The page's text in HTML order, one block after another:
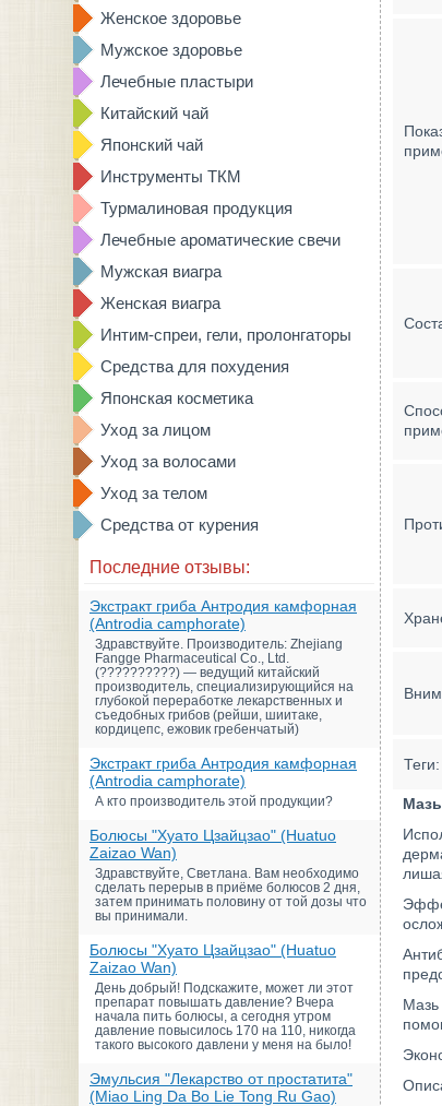
Женское здоровье
Мужское здоровье
Лечебные пластыри
Китайский чай
Японский чай
Инструменты ТКМ
Турмалиновая продукция
Лечебные ароматические свечи
Мужская виагра
Женская виагра
Интим-спреи, гели, пролонгаторы
Средства для похудения
Японская косметика
Уход за лицом
Уход за волосами
Уход за телом
Средства от курения
Последние отзывы:
Экстракт гриба Антродия камфорная
(Antrodia camphorate)
Здравствуйте. Производитель: Zhejiang
Fangge Pharmaceutical Co., Ltd.
(??????????) — ведущий китайский
производитель, специализирующийся на
глубокой переработке лекарственных и
съедобных грибов (рейши, шиитаке,
кордицепс, ежовик гребенчатый)
Экстракт гриба Антродия камфорная
(Antrodia camphorate)
А кто производитель этой продукции?
Болюсы "Хуато Цзайцзао" (Huatuo
Zaizao Wan)
Здравствуйте, Светлана. Вам необходимо
сделать перерыв в приёме болюсов 2 дня,
затем принимать половину от той дозы что
вы принимали.
Болюсы "Хуато Цзайцзао" (Huatuo
Zaizao Wan)
День добрый! Подскажите, может ли этот
препарат повышать давление? Вчера
начала пить болюсы, а сегодня утром
давление повысилось 170 на 110, никогда
такого высокого давлени у меня на было!
Эмульсия "Лекарство от простатита"
(Miao Ling Da Bo Lie Tong Ru Gao)
Теги:
Мазь